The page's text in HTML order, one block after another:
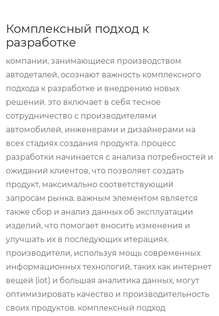
Комплексный подход к
разработке
компании, занимающиеся производством
автодеталей, осознают важность комплексного
подхода к разработке и внедрению новых
решений. это включает в себя тесное
сотрудничество с производителями
автомобилей, инженерами и дизайнерами на
всех стадиях создания продукта. процесс
разработки начинается с анализа потребностей и
ожиданий клиентов, что позволяет создать
продукт, максимально соответствующий
запросам рынка. важным элементом является
также сбор и анализ данных об эксплуатации
изделий, что помогает вносить изменения и
улучшать их в последующих итерациях.
производители, используя мощь современных
информационных технологий, таких как интернет
вещей (iot) и большая аналитика данных, могут
оптимизировать качество и производительность
своих продуктов. комплексный подход